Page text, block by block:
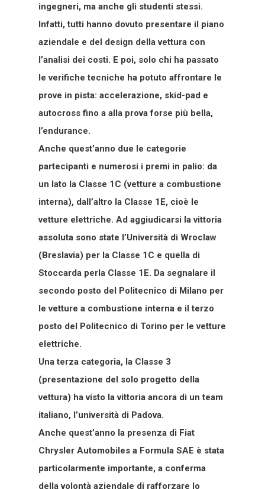
ingegneri, ma anche gli studenti stessi.
Infatti, tutti hanno dovuto presentare il piano
aziendale e del design della vettura con
l’analisi dei costi. E poi, solo chi ha passato
le verifiche tecniche ha potuto affrontare le
prove in pista: accelerazione, skid-pad e
autocross fino a alla prova forse più bella,
l’endurance.
Anche quest’anno due le categorie
partecipanti e numerosi i premi in palio: da
un lato la Classe 1C (vetture a combustione
interna), dall’altro la Classe 1E, cioè le
vetture elettriche. Ad aggiudicarsi la vittoria
assoluta sono state l’Università di Wroclaw
(Breslavia) per la Classe 1C e quella di
Stoccarda perla Classe 1E. Da segnalare il
secondo posto del Politecnico di Milano per
le vetture a combustione interna e il terzo
posto del Politecnico di Torino per le vetture
elettriche.
Una terza categoria, la Classe 3
(presentazione del solo progetto della
vettura) ha visto la vittoria ancora di un team
italiano, l’università di Padova.
Anche quest’anno la presenza di Fiat
Chrysler Automobiles a Formula SAE è stata
particolarmente importante, a conferma
della volontà aziendale di rafforzare lo